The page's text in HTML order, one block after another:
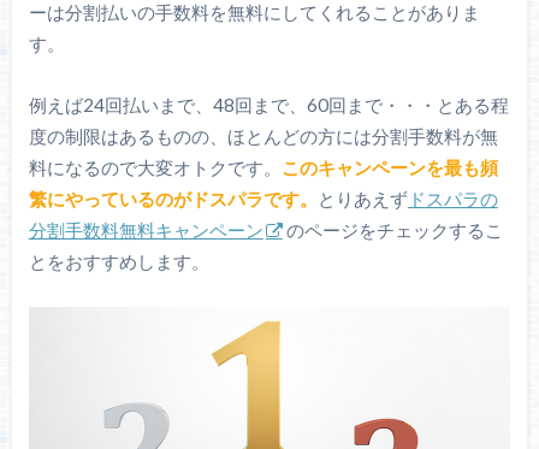
ーは分割払いの手数料を無料にしてくれることがありま
す。
例えば24回払いまで、48回まで、60回まで・・・とある程
度の制限はあるものの、ほとんどの方には分割手数料が無
料になるので大変オトクです。 このキャンペーンを最も頻
繁にやっているのがドスパラです。
とりあえずドスパラの
分割手数料無料キャンペーン
のページをチェックするこ
とをおすすめします。